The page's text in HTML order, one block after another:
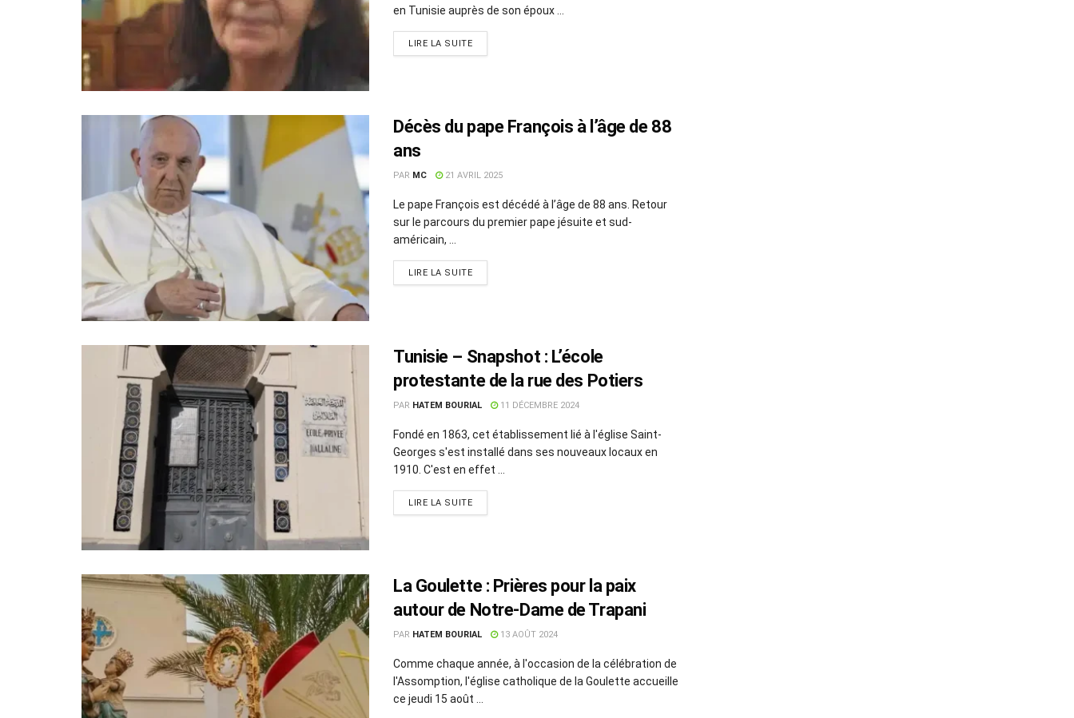
en Tunisie auprès de son époux ...
LIRE LA SUITE
Décès du pape François à l’âge de 88
ans
PAR MC 21 AVRIL 2025
Le pape François est décédé à l’âge de 88 ans. Retour
sur le parcours du premier pape jésuite et sud-
américain, ...
LIRE LA SUITE
Tunisie – Snapshot : L’école
protestante de la rue des Potiers
PAR HATEM BOURIAL 11 DÉCEMBRE 2024
Fondé en 1863, cet établissement lié à l'église Saint-
Georges s'est installé dans ses nouveaux locaux en
1910. C'est en effet ...
LIRE LA SUITE
La Goulette : Prières pour la paix
autour de Notre-Dame de Trapani
PAR HATEM BOURIAL 13 AOÛT 2024
Comme chaque année, à l'occasion de la célébration de
l'Assomption, l'église catholique de la Goulette accueille
ce jeudi 15 août ...